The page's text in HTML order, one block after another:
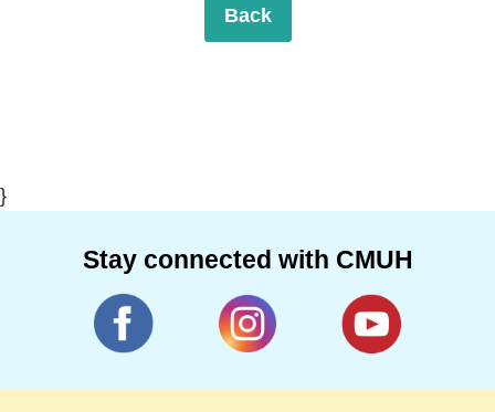
Back
}
Stay connected with CMUH